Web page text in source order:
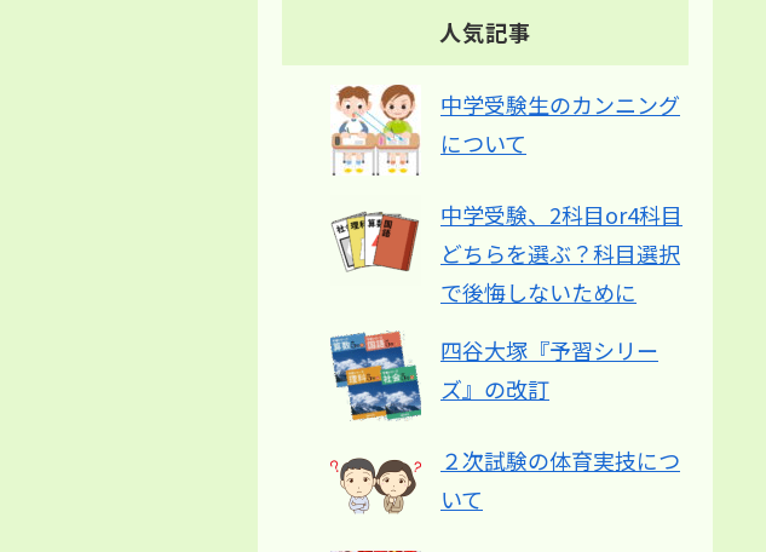
人気記事
中学受験生のカンニング
について
中学受験、2科目or4科目
どちらを選ぶ？科目選択
で後悔しないために
四谷大塚『予習シリー
ズ』の改訂
２次試験の体育実技につ
いて